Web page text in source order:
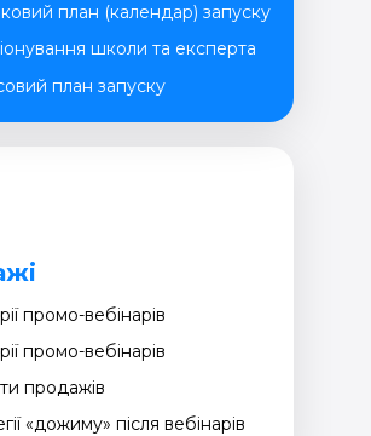
школи та експерта
план (календар) запуску
план запуску
промо-вебінарів
продажів
промо-вебінарів
«дожиму» після вебінарів